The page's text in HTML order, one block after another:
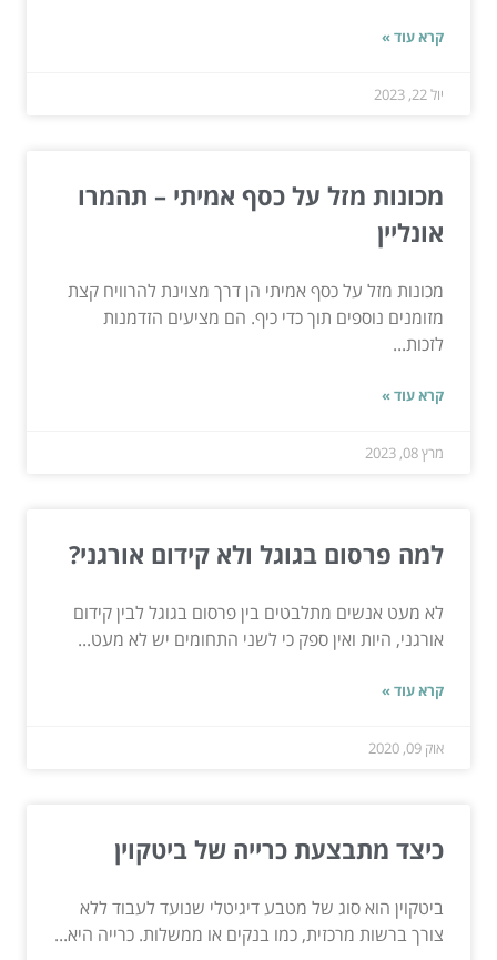
קרא עוד »
יול 22, 2023
מכונות מזל על כסף אמיתי – תהמרו
אונליין
מכונות מזל על כסף אמיתי הן דרך מצוינת להרוויח קצת
מזומנים נוספים תוך כדי כיף. הם מציעים הזדמנות
לזכות...
קרא עוד »
מרץ 08, 2023
למה פרסום בגוגל ולא קידום אורגני?
לא מעט אנשים מתלבטים בין פרסום בגוגל לבין קידום
אורגני, היות ואין ספק כי לשני התחומים יש לא מעט...
קרא עוד »
אוק 09, 2020
כיצד מתבצעת כרייה של ביטקוין
ביטקוין הוא סוג של מטבע דיגיטלי שנועד לעבוד ללא
צורך ברשות מרכזית, כמו בנקים או ממשלות. כרייה היא...